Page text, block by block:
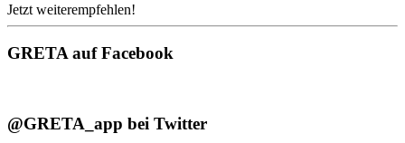
Jetzt weiterempfehlen!
GRETA auf Facebook
@GRETA_app bei Twitter